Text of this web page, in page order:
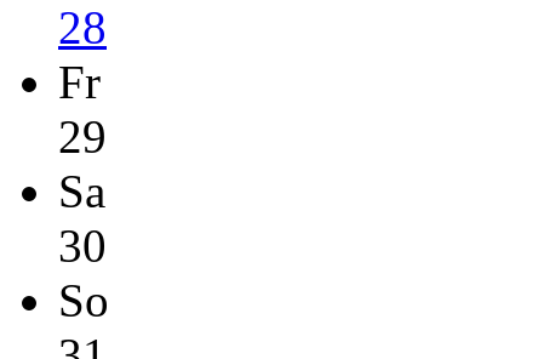
28
Fr
29
Sa
30
So